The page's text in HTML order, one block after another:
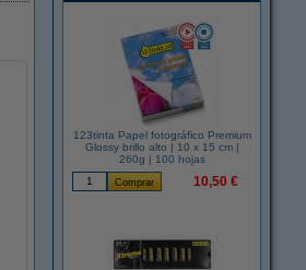
123tinta Papel fotográfico Premium
Glossy brillo alto | 10 x 15 cm |
260g | 100 hojas
10,50 €